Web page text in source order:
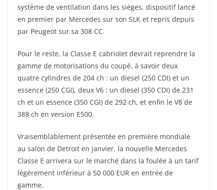
système de ventilation dans les sièges, dispositif lancé
en premier par Mercedes sur son SLK et repris depuis
par Peugeot sur sa 308 CC.
Pour le reste, la Classe E cabriolet devrait reprendre la
gamme de motorisations du coupé, à savoir deux
quatre cylindres de 204 ch : un diesel (250 CDI) et un
essence (250 CGI), deux V6 : un diesel (350 CDI) de 231
ch et un essence (350 CGI) de 292 ch, et enfin le V8 de
388 ch en version E500.
Vraisemblablement présentée en première mondiale
au salon de Detroit en janvier, la nouvelle Mercedes
Classe E arrivera sur le marché dans la foulée à un tarif
légèrement inférieur à 50 000 EUR en entrée de
gamme.